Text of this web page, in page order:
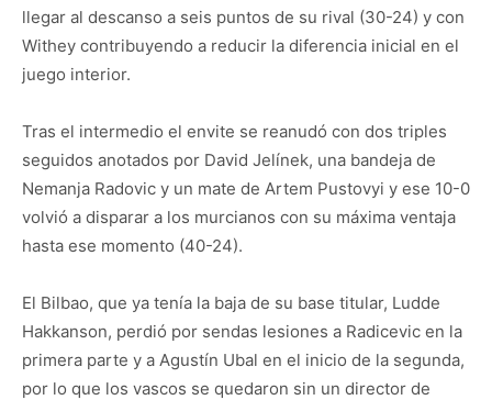
llegar al descanso a seis puntos de su rival (30-24) y con
Withey contribuyendo a reducir la diferencia inicial en el
juego interior.
Tras el intermedio el envite se reanudó con dos triples
seguidos anotados por David Jelínek, una bandeja de
Nemanja Radovic y un mate de Artem Pustovyi y ese 10-0
volvió a disparar a los murcianos con su máxima ventaja
hasta ese momento (40-24).
El Bilbao, que ya tenía la baja de su base titular, Ludde
Hakkanson, perdió por sendas lesiones a Radicevic en la
primera parte y a Agustín Ubal en el inicio de la segunda,
por lo que los vascos se quedaron sin un director de